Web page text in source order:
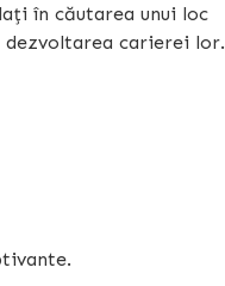
în căutarea unui loc
carierei lor.